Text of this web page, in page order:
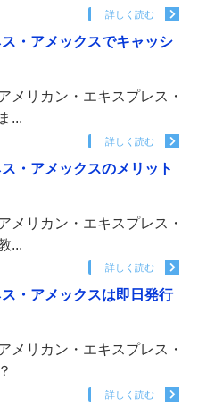
詳しく読む
・アメックスでキャッシ
メリカン・エキスプレス・
...
詳しく読む
・アメックスのメリット
メリカン・エキスプレス・
...
詳しく読む
・アメックスは即日発行
メリカン・エキスプレス・
詳しく読む